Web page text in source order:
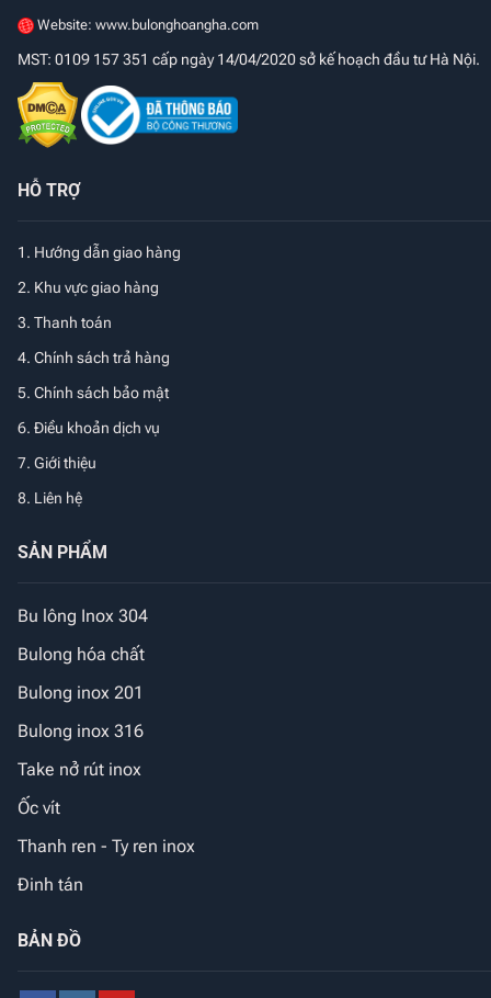
Website: www.bulonghoangha.com
MST: 0109 157 351 cấp ngày 14/04/2020 sở kế hoạch đầu tư Hà Nội.
HỖ TRỢ
1. Hướng dẫn giao hàng
2. Khu vực giao hàng
3. Thanh toán
4. Chính sách trả hàng
5. Chính sách bảo mật
6. Điều khoản dịch vụ
7. Giới thiệu
8. Liên hệ
SẢN PHẨM
Bu lông Inox 304
Bulong hóa chất
Bulong inox 201
Bulong inox 316
Take nở rút inox
Ốc vít
Thanh ren - Ty ren inox
Đinh tán
BẢN ĐỒ